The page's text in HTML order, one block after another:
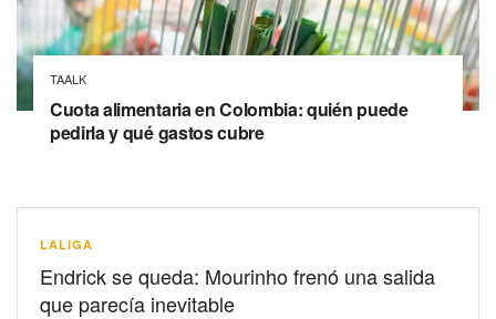
TAALK
Cuota alimentaria en Colombia: quién puede
pedirla y qué gastos cubre
LALIGA
Endrick se queda: Mourinho frenó una salida
que parecía inevitable